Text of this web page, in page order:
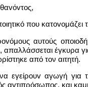
που
αυτούς
έγκυρα
από τον αιτητή.
εγείρoυv αγωγή
αvτιπρόσωπoς, και